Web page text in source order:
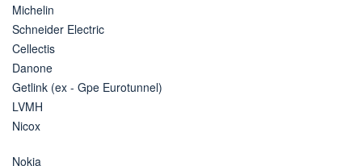
Michelin
Schneider Electric
Cellectis
Danone
Getlink (ex - Gpe Eurotunnel)
LVMH
Nicox
Nokia